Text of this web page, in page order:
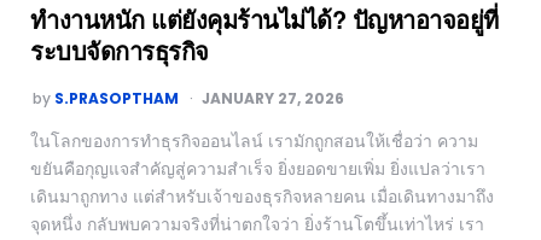
ทำงานหนัก แต่ยังคุมร้านไม่ได้? ปัญหาอาจอยู่ที่
ระบบจัดการธุรกิจ
by S.PRASOPTHAM JANUARY 27, 2026
ในโลกของการทำธุรกิจออนไลน์ เรามักถูกสอนให้เชื่อว่า ความ
ขยันคือกุญแจสำคัญสู่ความสำเร็จ ยิ่งยอดขายเพิ่ม ยิ่งแปลว่าเรา
เดินมาถูกทาง แต่สำหรับเจ้าของธุรกิจหลายคน เมื่อเดินทางมาถึง
จุดหนึ่ง กลับพบความจริงที่น่าตกใจว่า ยิ่งร้านโตขึ้นเท่าไหร่ เรา